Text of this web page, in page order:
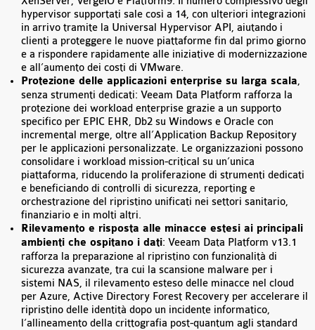
hypervisor supportati sale così a 14, con ulteriori integrazioni
in arrivo tramite la Universal Hypervisor API, aiutando i
clienti a proteggere le nuove piattaforme fin dal primo giorno
e a rispondere rapidamente alle iniziative di modernizzazione
e all’aumento dei costi di VMware.
Protezione delle applicazioni enterprise su larga scala,
senza strumenti dedicati: Veeam Data Platform rafforza la
protezione dei workload enterprise grazie a un supporto
specifico per EPIC EHR, Db2 su Windows e Oracle con
incremental merge, oltre all’Application Backup Repository
per le applicazioni personalizzate. Le organizzazioni possono
consolidare i workload mission-critical su un’unica
piattaforma, riducendo la proliferazione di strumenti dedicati
e beneficiando di controlli di sicurezza, reporting e
orchestrazione del ripristino unificati nei settori sanitario,
finanziario e in molti altri.
Rilevamento e risposta alle minacce estesi ai principali
ambienti che ospitano i dati: Veeam Data Platform v13.1
rafforza la preparazione al ripristino con funzionalità di
sicurezza avanzate, tra cui la scansione malware per i
sistemi NAS, il rilevamento esteso delle minacce nel cloud
per Azure, Active Directory Forest Recovery per accelerare il
ripristino delle identità dopo un incidente informatico,
l’allineamento della crittografia post-quantum agli standard